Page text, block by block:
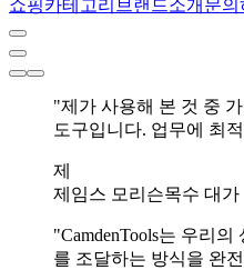
쇼핑카테고리 브랜드소개 문의
"제가 사용해 본 것 중
도구입니다. 업무에 최
제
제임스 모리슨목수 대가
"CamdenTools는 우리의
를 조달하는 방식을 완